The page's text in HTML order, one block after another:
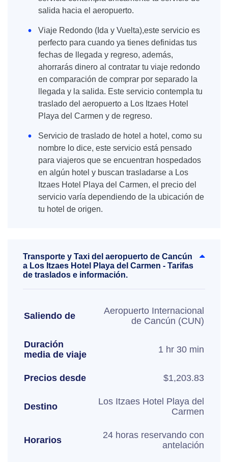
salida hacia el aeropuerto.
Viaje Redondo (Ida y Vuelta),este servicio es
perfecto para cuando ya tienes definidas tus
fechas de llegada y regreso, además,
ahorrarás dinero al contratar tu viaje redondo
en comparación de comprar por separado la
llegada y la salida. Este servicio contempla tu
traslado del aeropuerto a Los Itzaes Hotel
Playa del Carmen y de regreso.
Servicio de traslado de hotel a hotel, como su
nombre lo dice, este servicio está pensado
para viajeros que se encuentran hospedados
en algún hotel y buscan trasladarse a Los
Itzaes Hotel Playa del Carmen, el precio del
servicio varía dependiendo de la ubicación de
tu hotel de origen.
Transporte y Taxi del aeropuerto de Cancún
a Los Itzaes Hotel Playa del Carmen - Tarifas
de traslados e información.
Saliendo de
Aeropuerto Internacional
de Cancún (CUN)
Duración
media de viaje
1 hr 30 min
Precios desde $1,203.83
Destino
Los Itzaes Hotel Playa del
Carmen
Horarios
24 horas reservando con
antelación